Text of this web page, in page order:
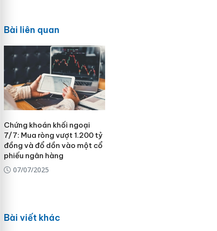
Bài liên quan
Chứng khoán khối ngoại
7/7: Mua ròng vượt 1.200 tỷ
đồng và đổ dồn vào một cổ
phiếu ngân hàng
07/07/2025
Bài viết khác